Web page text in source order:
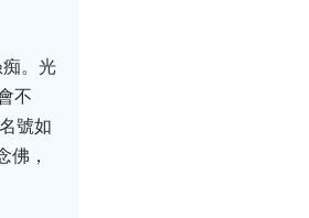
。光
不
號如
佛，